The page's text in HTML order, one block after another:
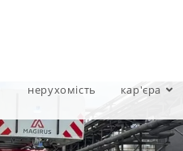
нерухомість кар'єра